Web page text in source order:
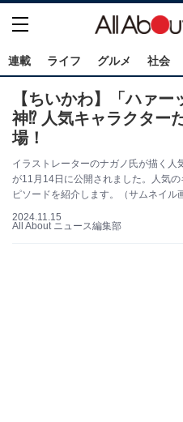
連載 ライフ グルメ 社会
【ちいかわ】「ハァ
神⁉ 人気キャラクター
場！
イラストレーターのナガノ氏が描く人
が11月14日に公開されました。人気
ピソードを紹介します。（サムネイル
2024.11.15
All About ニュース編集部